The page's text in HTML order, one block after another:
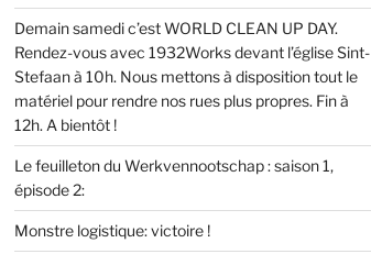
Demain samedi c’est WORLD CLEAN UP DAY.
Rendez-vous avec 1932Works devant l’église Sint-
Stefaan à 10h. Nous mettons à disposition tout le
matériel pour rendre nos rues plus propres. Fin à
12h. A bientôt !
Le feuilleton du Werkvennootschap : saison 1,
épisode 2:
Monstre logistique: victoire !